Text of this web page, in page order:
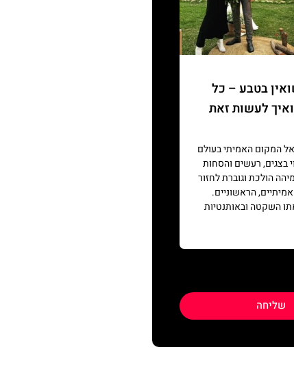
בטבע – כל
ואיך לעשות זאת
המקום האמיתי בעולם
בצגים, רעשים והסחות
הולכת וגוברת לחזור
הראשוניים.
השקטה ובאותנטיות
שליחה